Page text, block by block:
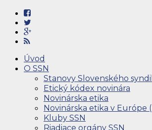
Úvod
O SSN
Stanovy Slovenského
Etický kódex novinára
Novinárska etika
Novinárska etika v Európe
Kluby SSN
Riadiace orgány SSN